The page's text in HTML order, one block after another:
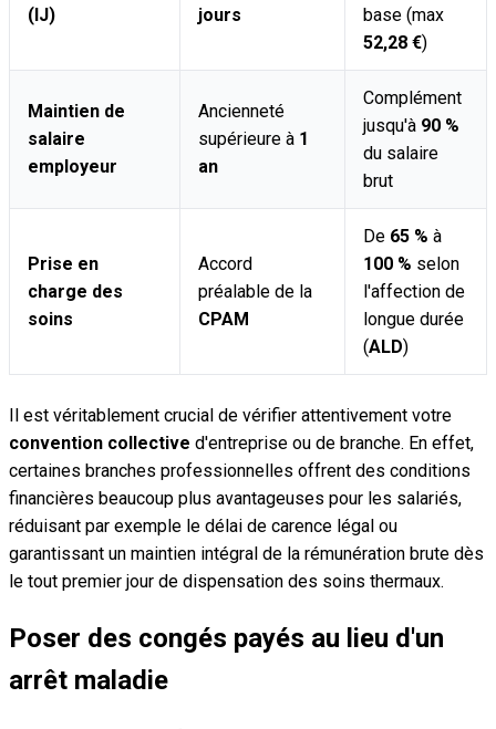
(IJ) jours
base (max
52,28 €)
Maintien de
salaire
employeur
Ancienneté
supérieure à 1
an
Complément
jusqu'à 90 %
du salaire
brut
Prise en
charge des
soins
Accord
préalable de la
CPAM
De 65 % à
100 % selon
l'affection de
longue durée
(ALD)
Il est véritablement crucial de vérifier attentivement votre
convention collective d'entreprise ou de branche. En effet,
certaines branches professionnelles offrent des conditions
financières beaucoup plus avantageuses pour les salariés,
réduisant par exemple le délai de carence légal ou
garantissant un maintien intégral de la rémunération brute dès
le tout premier jour de dispensation des soins thermaux.
Poser des congés payés au lieu d'un
arrêt maladie